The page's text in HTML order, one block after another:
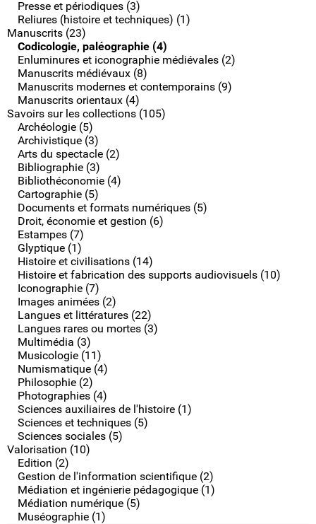
Presse et périodiques (3)
Reliures (histoire et techniques) (1)
Manuscrits (23)
Codicologie, paléographie (4)
Enluminures et iconographie médiévales (2)
Manuscrits médiévaux (8)
Manuscrits modernes et contemporains (9)
Manuscrits orientaux (4)
Savoirs sur les collections (105)
Archéologie (5)
Archivistique (3)
Arts du spectacle (2)
Bibliographie (3)
Bibliothéconomie (4)
Cartographie (5)
Documents et formats numériques (5)
Droit, économie et gestion (6)
Estampes (7)
Glyptique (1)
Histoire et civilisations (14)
Histoire et fabrication des supports audiovisuels (10)
Iconographie (7)
Images animées (2)
Langues et littératures (22)
Langues rares ou mortes (3)
Multimédia (3)
Musicologie (11)
Numismatique (4)
Philosophie (2)
Photographies (4)
Sciences auxiliaires de l'histoire (1)
Sciences et techniques (5)
Sciences sociales (5)
Valorisation (10)
Edition (2)
Gestion de l'information scientifique (2)
Médiation et ingénierie pédagogique (1)
Médiation numérique (5)
Muséographie (1)